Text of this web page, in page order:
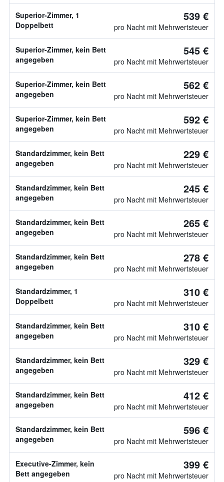
Superior-Zimmer, 1
Doppelbett
539 €
pro Nacht mit Mehrwertsteuer
Superior-Zimmer, kein Bett
angegeben
545 €
pro Nacht mit Mehrwertsteuer
Superior-Zimmer, kein Bett
angegeben
562 €
pro Nacht mit Mehrwertsteuer
Superior-Zimmer, kein Bett
angegeben
592 €
pro Nacht mit Mehrwertsteuer
Standardzimmer, kein Bett
angegeben
229 €
pro Nacht mit Mehrwertsteuer
Standardzimmer, kein Bett
angegeben
245 €
pro Nacht mit Mehrwertsteuer
Standardzimmer, kein Bett
angegeben
265 €
pro Nacht mit Mehrwertsteuer
Standardzimmer, kein Bett
angegeben
278 €
pro Nacht mit Mehrwertsteuer
Standardzimmer, 1
Doppelbett
310 €
pro Nacht mit Mehrwertsteuer
Standardzimmer, kein Bett
angegeben
310 €
pro Nacht mit Mehrwertsteuer
Standardzimmer, kein Bett
angegeben
329 €
pro Nacht mit Mehrwertsteuer
Standardzimmer, kein Bett
angegeben
412 €
pro Nacht mit Mehrwertsteuer
Standardzimmer, kein Bett
angegeben
596 €
pro Nacht mit Mehrwertsteuer
Executive-Zimmer, kein
Bett angegeben
399 €
pro Nacht mit Mehrwertsteuer